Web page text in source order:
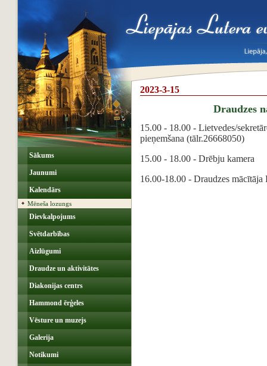
Sākums
Jaunumi
Kalendārs
Mēneša lozungs
Dievkalpojums
Svētdarbības
Aizlūgumi
Draudze un aktivitātes
Diakonijas centrs
Hammond ērģeles
Vēsture un muzejs
Galerija
Notikumi
2023-3-15
Draudzes
15.00 - 18.00 - Lietvedes/
pieņemšana (tālr.26668050)
15.00 - 18.00 - Drēbju kamera
16.00-18.00 - Draudzes mācītāja